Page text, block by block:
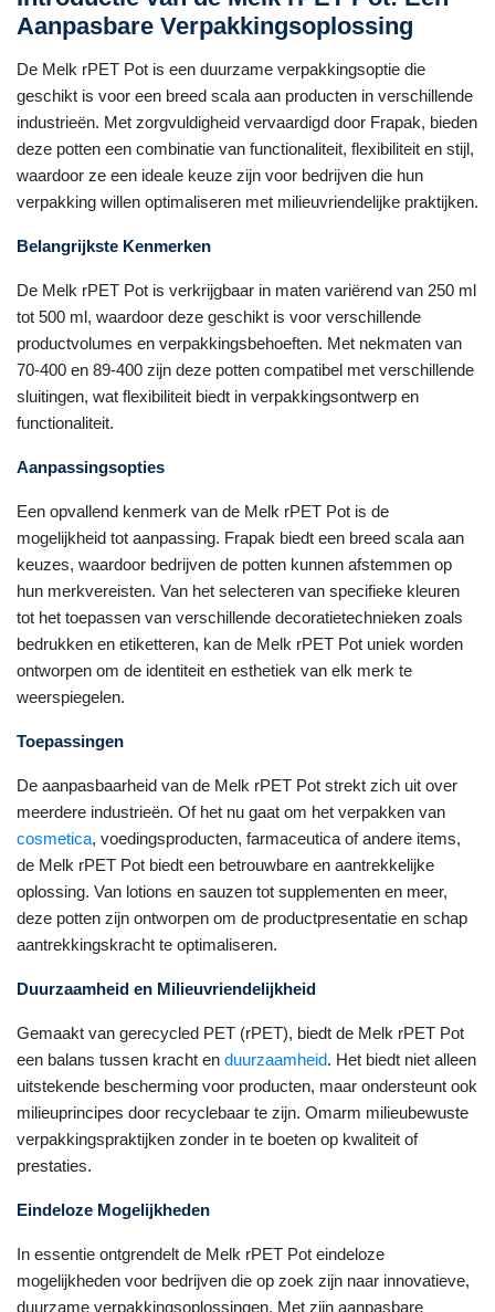
Aanpasbare Verpakkingsoplossing
De Melk rPET Pot is een duurzame verpakkingsoptie die
geschikt is voor een breed scala aan producten in verschillende
industrieën. Met zorgvuldigheid vervaardigd door Frapak, bieden
deze potten een combinatie van functionaliteit, flexibiliteit en stijl,
waardoor ze een ideale keuze zijn voor bedrijven die hun
verpakking willen optimaliseren met milieuvriendelijke praktijken.
Belangrijkste Kenmerken
De Melk rPET Pot is verkrijgbaar in maten variërend van 250 ml
tot 500 ml, waardoor deze geschikt is voor verschillende
productvolumes en verpakkingsbehoeften. Met nekmaten van
70-400 en 89-400 zijn deze potten compatibel met verschillende
sluitingen, wat flexibiliteit biedt in verpakkingsontwerp en
functionaliteit.
Aanpassingsopties
Een opvallend kenmerk van de Melk rPET Pot is de
mogelijkheid tot aanpassing. Frapak biedt een breed scala aan
keuzes, waardoor bedrijven de potten kunnen afstemmen op
hun merkvereisten. Van het selecteren van specifieke kleuren
tot het toepassen van verschillende decoratietechnieken zoals
bedrukken en etiketteren, kan de Melk rPET Pot uniek worden
ontworpen om de identiteit en esthetiek van elk merk te
weerspiegelen.
Toepassingen
De aanpasbaarheid van de Melk rPET Pot strekt zich uit over
meerdere industrieën. Of het nu gaat om het verpakken van
cosmetica, voedingsproducten, farmaceutica of andere items,
de Melk rPET Pot biedt een betrouwbare en aantrekkelijke
oplossing. Van lotions en sauzen tot supplementen en meer,
deze potten zijn ontworpen om de productpresentatie en schap
aantrekkingskracht te optimaliseren.
Duurzaamheid en Milieuvriendelijkheid
Gemaakt van gerecycled PET (rPET), biedt de Melk rPET Pot
een balans tussen kracht en duurzaamheid. Het biedt niet alleen
uitstekende bescherming voor producten, maar ondersteunt ook
milieuprincipes door recyclebaar te zijn. Omarm milieubewuste
verpakkingspraktijken zonder in te boeten op kwaliteit of
prestaties.
Eindeloze Mogelijkheden
In essentie ontgrendelt de Melk rPET Pot eindeloze
mogelijkheden voor bedrijven die op zoek zijn naar innovatieve,
duurzame verpakkingsoplossingen. Met zijn aanpasbare